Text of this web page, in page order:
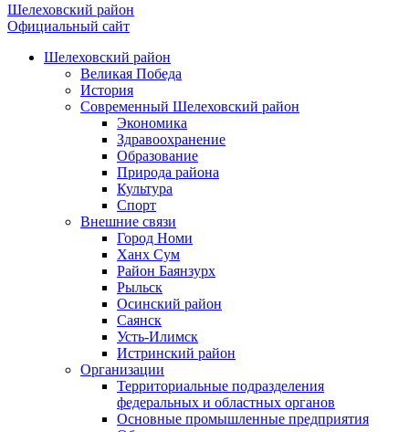
Шелеховский район
Официальный сайт
Шелеховский район
Великая Победа
История
Современный Шелеховский район
Экономика
Здравоохранение
Образование
Природа района
Культура
Спорт
Внешние связи
Город Номи
Ханх Сум
Район Баянзурх
Рыльск
Осинский район
Саянск
Усть-Илимск
Истринский район
Организации
Территориальные подразделения
федеральных и областных органов
Основные промышленные предприятия